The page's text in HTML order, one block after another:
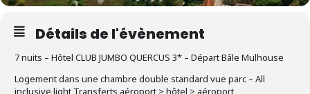
Détails de l'évènement
7 nuits – Hôtel CLUB JUMBO QUERCUS 3* – Départ Bâle Mulhouse
Logement dans une chambre double standard vue parc – All
inclusive light Transferts aéroport > hôtel > aéroport